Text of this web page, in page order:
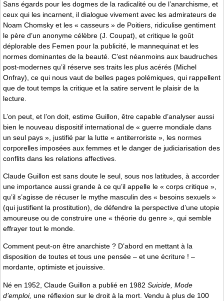
Sans égards pour les dogmes de la radicalité ou de l’anarchisme, et
ceux qui les incarnent, il dialogue vivement avec les admirateurs de
Noam Chomsky et les « casseurs » de Poitiers, ridiculise gentiment
le père d’un anonyme célèbre (J. Coupat), et critique le goût
déplorable des Femen pour la publicité, le mannequinat et les
normes dominantes de la beauté. C’est néanmoins aux baudruches
post-modernes qu’il réserve ses traits les plus acérés (Michel
Onfray), ce qui nous vaut de belles pages polémiques, qui rappellent
que de tout temps la critique et la satire servent le plaisir de la
lecture.
L’on peut, et l’on doit, estime Guillon, être capable d’analyser aussi
bien le nouveau dispositif international de « guerre mondiale dans
un seul pays », justifié par la lutte « antiterroriste », les normes
corporelles imposées aux femmes et le danger de judiciarisation des
conflits dans les relations affectives.
Claude Guillon est sans doute le seul, sous nos latitudes, à accorder
une importance aussi grande à ce qu’il appelle le « corps critique »,
qu’il s’agisse de récuser le mythe masculin des « besoins sexuels »
(qui justifient la prostitution), de défendre la perspective d’une utopie
amoureuse ou de construire une « théorie du genre », qui semble
effrayer tout le monde.
Comment peut-on être anarchiste ? D’abord en mettant à la
disposition de toutes et tous une pensée – et une écriture ! –
mordante, optimiste et jouissive.
Né en 1952, Claude Guillon a publié en 1982 Suicide, Mode
d’emploi, une réflexion sur le droit à la mort. Vendu à plus de 100